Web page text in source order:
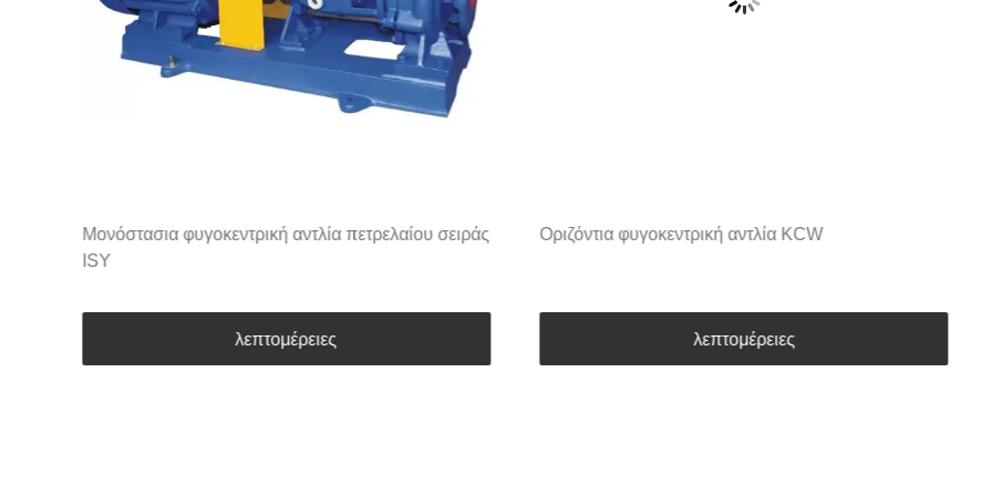
Μονόστασια φυγοκεντρική αντλία πετρελαίου σειράς
ISY
λεπτομέρειες
Οριζόντια φυγοκεντρική αντλία KCW
λεπτομέρειες